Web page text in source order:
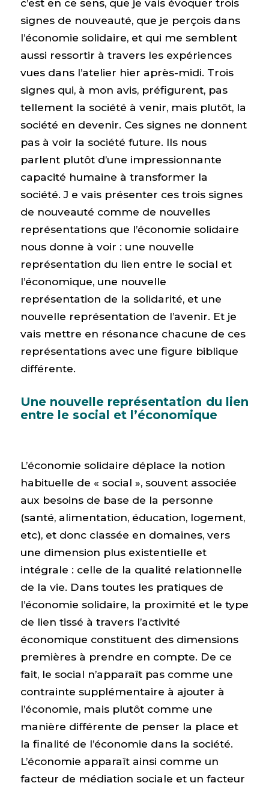
c’est en ce sens, que je vais évoquer trois
signes de nouveauté, que je perçois dans
l’économie solidaire, et qui me semblent
aussi ressortir à travers les expériences
vues dans l’atelier hier après-midi. Trois
signes qui, à mon avis, préfigurent, pas
tellement la société à venir, mais plutôt, la
société en devenir. Ces signes ne donnent
pas à voir la société future. Ils nous
parlent plutôt d’une impressionnante
capacité humaine à transformer la
société. J e vais présenter ces trois signes
de nouveauté comme de nouvelles
représentations que l’économie solidaire
nous donne à voir : une nouvelle
représentation du lien entre le social et
l’économique, une nouvelle
représentation de la solidarité, et une
nouvelle représentation de l’avenir. Et je
vais mettre en résonance chacune de ces
représentations avec une figure biblique
différente.
Une nouvelle représentation du lien
entre le social et l’économique
L’économie solidaire déplace la notion
habituelle de « social », souvent associée
aux besoins de base de la personne
(santé, alimentation, éducation, logement,
etc), et donc classée en domaines, vers
une dimension plus existentielle et
intégrale : celle de la qualité relationnelle
de la vie. Dans toutes les pratiques de
l’économie solidaire, la proximité et le type
de lien tissé à travers l’activité
économique constituent des dimensions
premières à prendre en compte. De ce
fait, le social n’apparaît pas comme une
contrainte supplémentaire à ajouter à
l’économie, mais plutôt comme une
manière différente de penser la place et
la finalité de l’économie dans la société.
L’économie apparaît ainsi comme un
facteur de médiation sociale et un facteur